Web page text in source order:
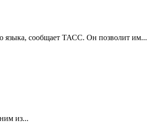
языка, сообщает ТАСС. Он позволит им...
из...